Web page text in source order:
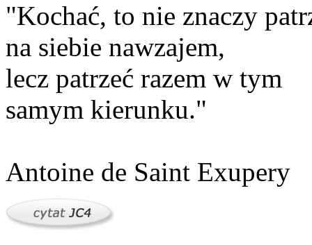
"Kochać, to nie znaczy
na siebie nawzajem,
lecz patrzeć razem w tym
samym kierunku."
Antoine de Saint Exupery